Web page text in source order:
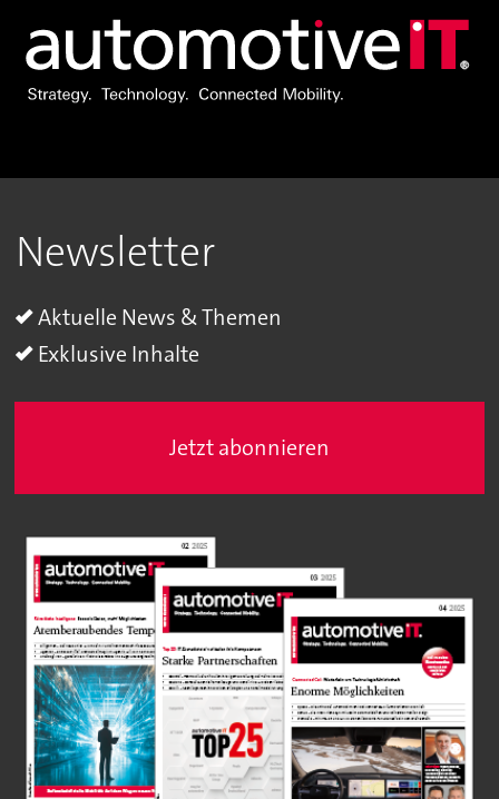
Newsletter
Aktuelle News & Themen
Exklusive Inhalte
Jetzt abonnieren